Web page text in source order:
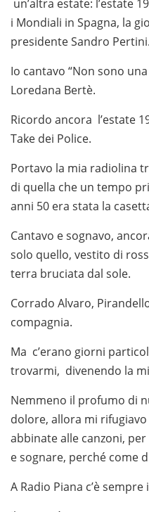
un’altra estate: l’estate
i Mondiali in Spagna, la
presidente Sandro Pertini.
Io cantavo “Non sono
Loredana Bertè.
Ricordo ancora l’estate
Take dei Police.
Portavo la mia radiolina
di quella che un tempo
anni 50 era stata la
Cantavo e sognavo,
solo quello, vestito di
terra bruciata dal sole.
Corrado Alvaro,
compagnia.
Ma c’erano giorni
trovarmi, divenendo la
Nemmeno il profumo di
dolore, allora mi
abbinate alle canzoni,
e sognare, perché come
A Radio Piana c’è sempre